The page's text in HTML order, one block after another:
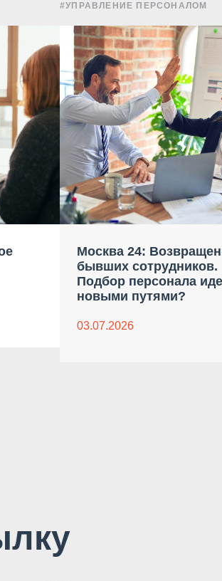
#УПРАВЛЕНИЕ ПЕРСОНАЛОМ
Москва 24:
бывших сотрудников.
Подбор персонала
новыми путями?
03.07.2026